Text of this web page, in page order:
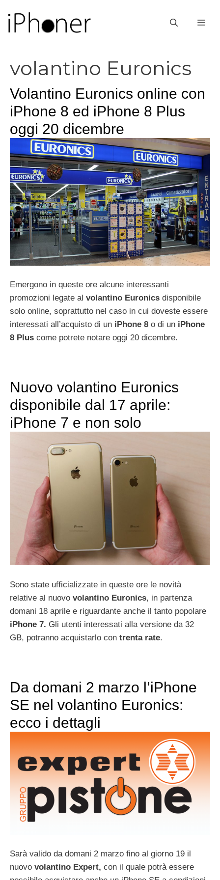
contenuto
volantino Euronics
Volantino Euronics online con
iPhone 8 ed iPhone 8 Plus
oggi 20 dicembre
Emergono in queste ore alcune interessanti
promozioni legate al volantino Euronics disponibile
solo online, soprattutto nel caso in cui doveste essere
interessati all’acquisto di un iPhone 8 o di un iPhone
8 Plus come potrete notare oggi 20 dicembre.
Nuovo volantino Euronics
disponibile dal 17 aprile:
iPhone 7 e non solo
Sono state ufficializzate in queste ore le novità
relative al nuovo volantino Euronics, in partenza
domani 18 aprile e riguardante anche il tanto popolare
iPhone 7. Gli utenti interessati alla versione da 32
GB, potranno acquistarlo con trenta rate.
Da domani 2 marzo l’iPhone
SE nel volantino Euronics:
ecco i dettagli
Sarà valido da domani 2 marzo fino al giorno 19 il
nuovo volantino Expert, con il quale potrà essere